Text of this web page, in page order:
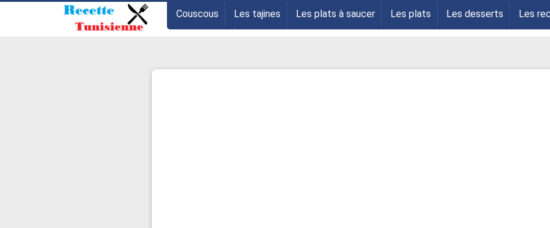
Couscous Les tajines Les plats à saucer Les plats Les desserts Les
Les entrées Astuces